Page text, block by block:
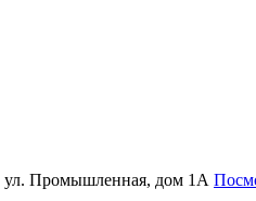
ул. Промышленная, дом 1А